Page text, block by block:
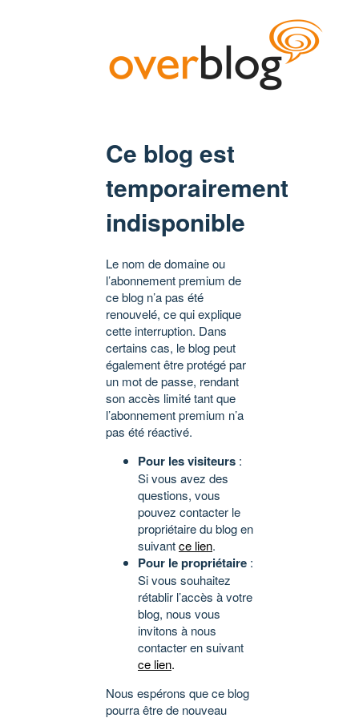
Ce blog est
temporairement
indisponible
Le nom de domaine ou
l’abonnement premium de
ce blog n’a pas été
renouvelé, ce qui explique
cette interruption. Dans
certains cas, le blog peut
également être protégé par
un mot de passe, rendant
son accès limité tant que
l’abonnement premium n’a
pas été réactivé.
Pour les visiteurs :
Si vous avez des
questions, vous
pouvez contacter le
propriétaire du blog en
suivantce lien.
Pour le propriétaire :
Si vous souhaitez
rétablir l’accès à votre
blog, nous vous
invitons à nous
contacter en suivant
ce lien.
Nous espérons que ce blog
pourra être de nouveau